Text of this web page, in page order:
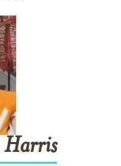
Harris